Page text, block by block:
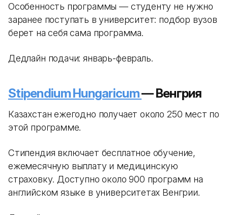
Особенность программы — студенту не нужно
заранее поступать в университет: подбор вузов
берет на себя сама программа.
Дедлайн подачи: январь-февраль.
Stipendium Hungaricum— Венгрия
Казахстан ежегодно получает около 250 мест по
этой программе.
Стипендия включает бесплатное обучение,
ежемесячную выплату и медицинскую
страховку. Доступно около 900 программ на
английском языке в университетах Венгрии.